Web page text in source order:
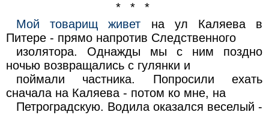
* * *
Мой товарищ живет на ул Каляева в
Питере - прямо напротив Следственного
изолятора. Однажды мы с ним поздно
ночью возвращались с гулянки и
поймали частника. Попросили ехать
сначала на Каляева - потом ко мне, на
Петроградскую. Водила оказался веселый -